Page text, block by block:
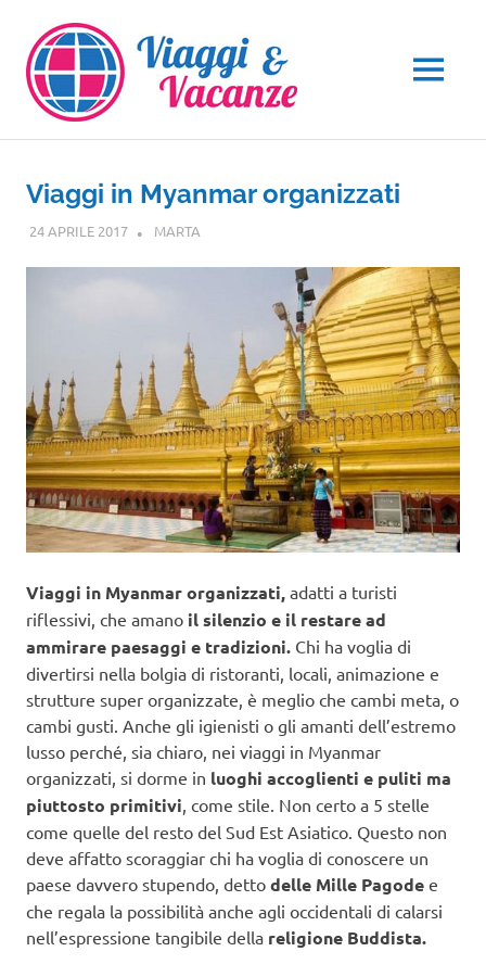
contenuto
MENU
Viaggi in Myanmar organizzati
24 APRILE 2017 MARTA
Viaggi in Myanmar organizzati, adatti a turisti
riflessivi, che amano il silenzio e il restare ad
ammirare paesaggi e tradizioni. Chi ha voglia di
divertirsi nella bolgia di ristoranti, locali, animazione e
strutture super organizzate, è meglio che cambi meta, o
cambi gusti. Anche gli igienisti o gli amanti dell’estremo
lusso perché, sia chiaro, nei viaggi in Myanmar
organizzati, si dorme in luoghi accoglienti e puliti ma
piuttosto primitivi , come stile. Non certo a 5 stelle
come quelle del resto del Sud Est Asiatico. Questo non
deve affatto scoraggiar chi ha voglia di conoscere un
paese davvero stupendo, detto delle Mille Pagode e
che regala la possibilità anche agli occidentali di calarsi
nell’espressione tangibile della religione Buddista.